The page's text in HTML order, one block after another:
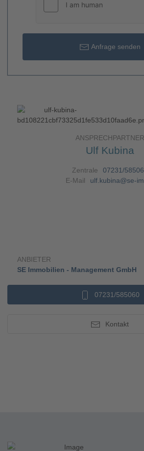
Anfrage senden
ANSPRECHPARTNER
Ulf Kubina
Zentrale
07231/
E-Mail
ulf.kubina@se-
ANBIETER
SE Immobilien - Management GmbH
07231/585060
Kontakt